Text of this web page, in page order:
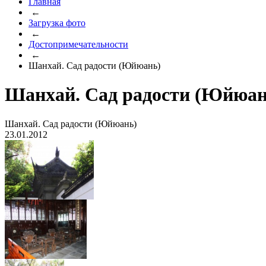
←
Загрузка фото
←
Достопримечательности
←
Шанхай. Сад радости (Юйюань)
Шанхай. Сад радости
Шанхай. Сад радости (Юйюань)
23.01.2012